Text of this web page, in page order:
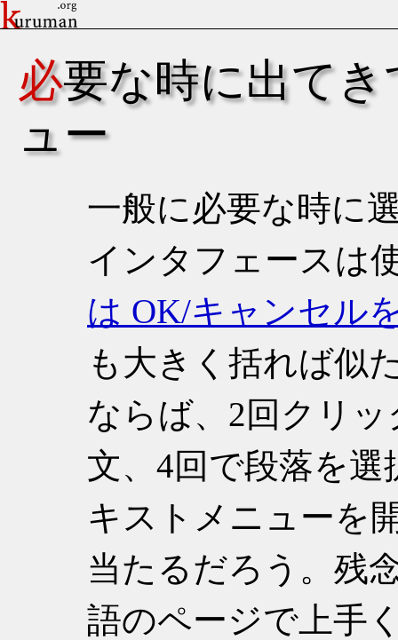
必要な時に出てきてくれるメニ
ュー
一般に必要な時に
インタフェースは
は OK/キャンセル
も大きく括れば似
ならば、2回クリ
文、4回で段落を
キストメニューを
当たるだろう。残
語のページで上手